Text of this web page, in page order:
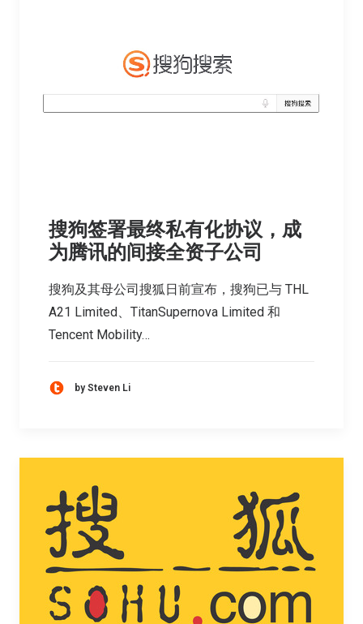
搜狗签署最终私有化协议，成
为腾讯的间接全资子公司
搜狗及其母公司搜狐日前宣布，搜狗已与 THL
A21 Limited、TitanSupernova Limited 和
Tencent Mobility…
by Steven Li